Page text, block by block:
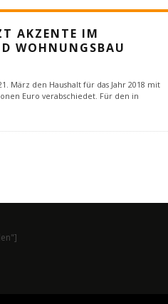
AKZENTE IM
WOHNUNGSBAU
März den Haushalt für das Jahr 2018 mit
Euro verabschiedet. Für den in